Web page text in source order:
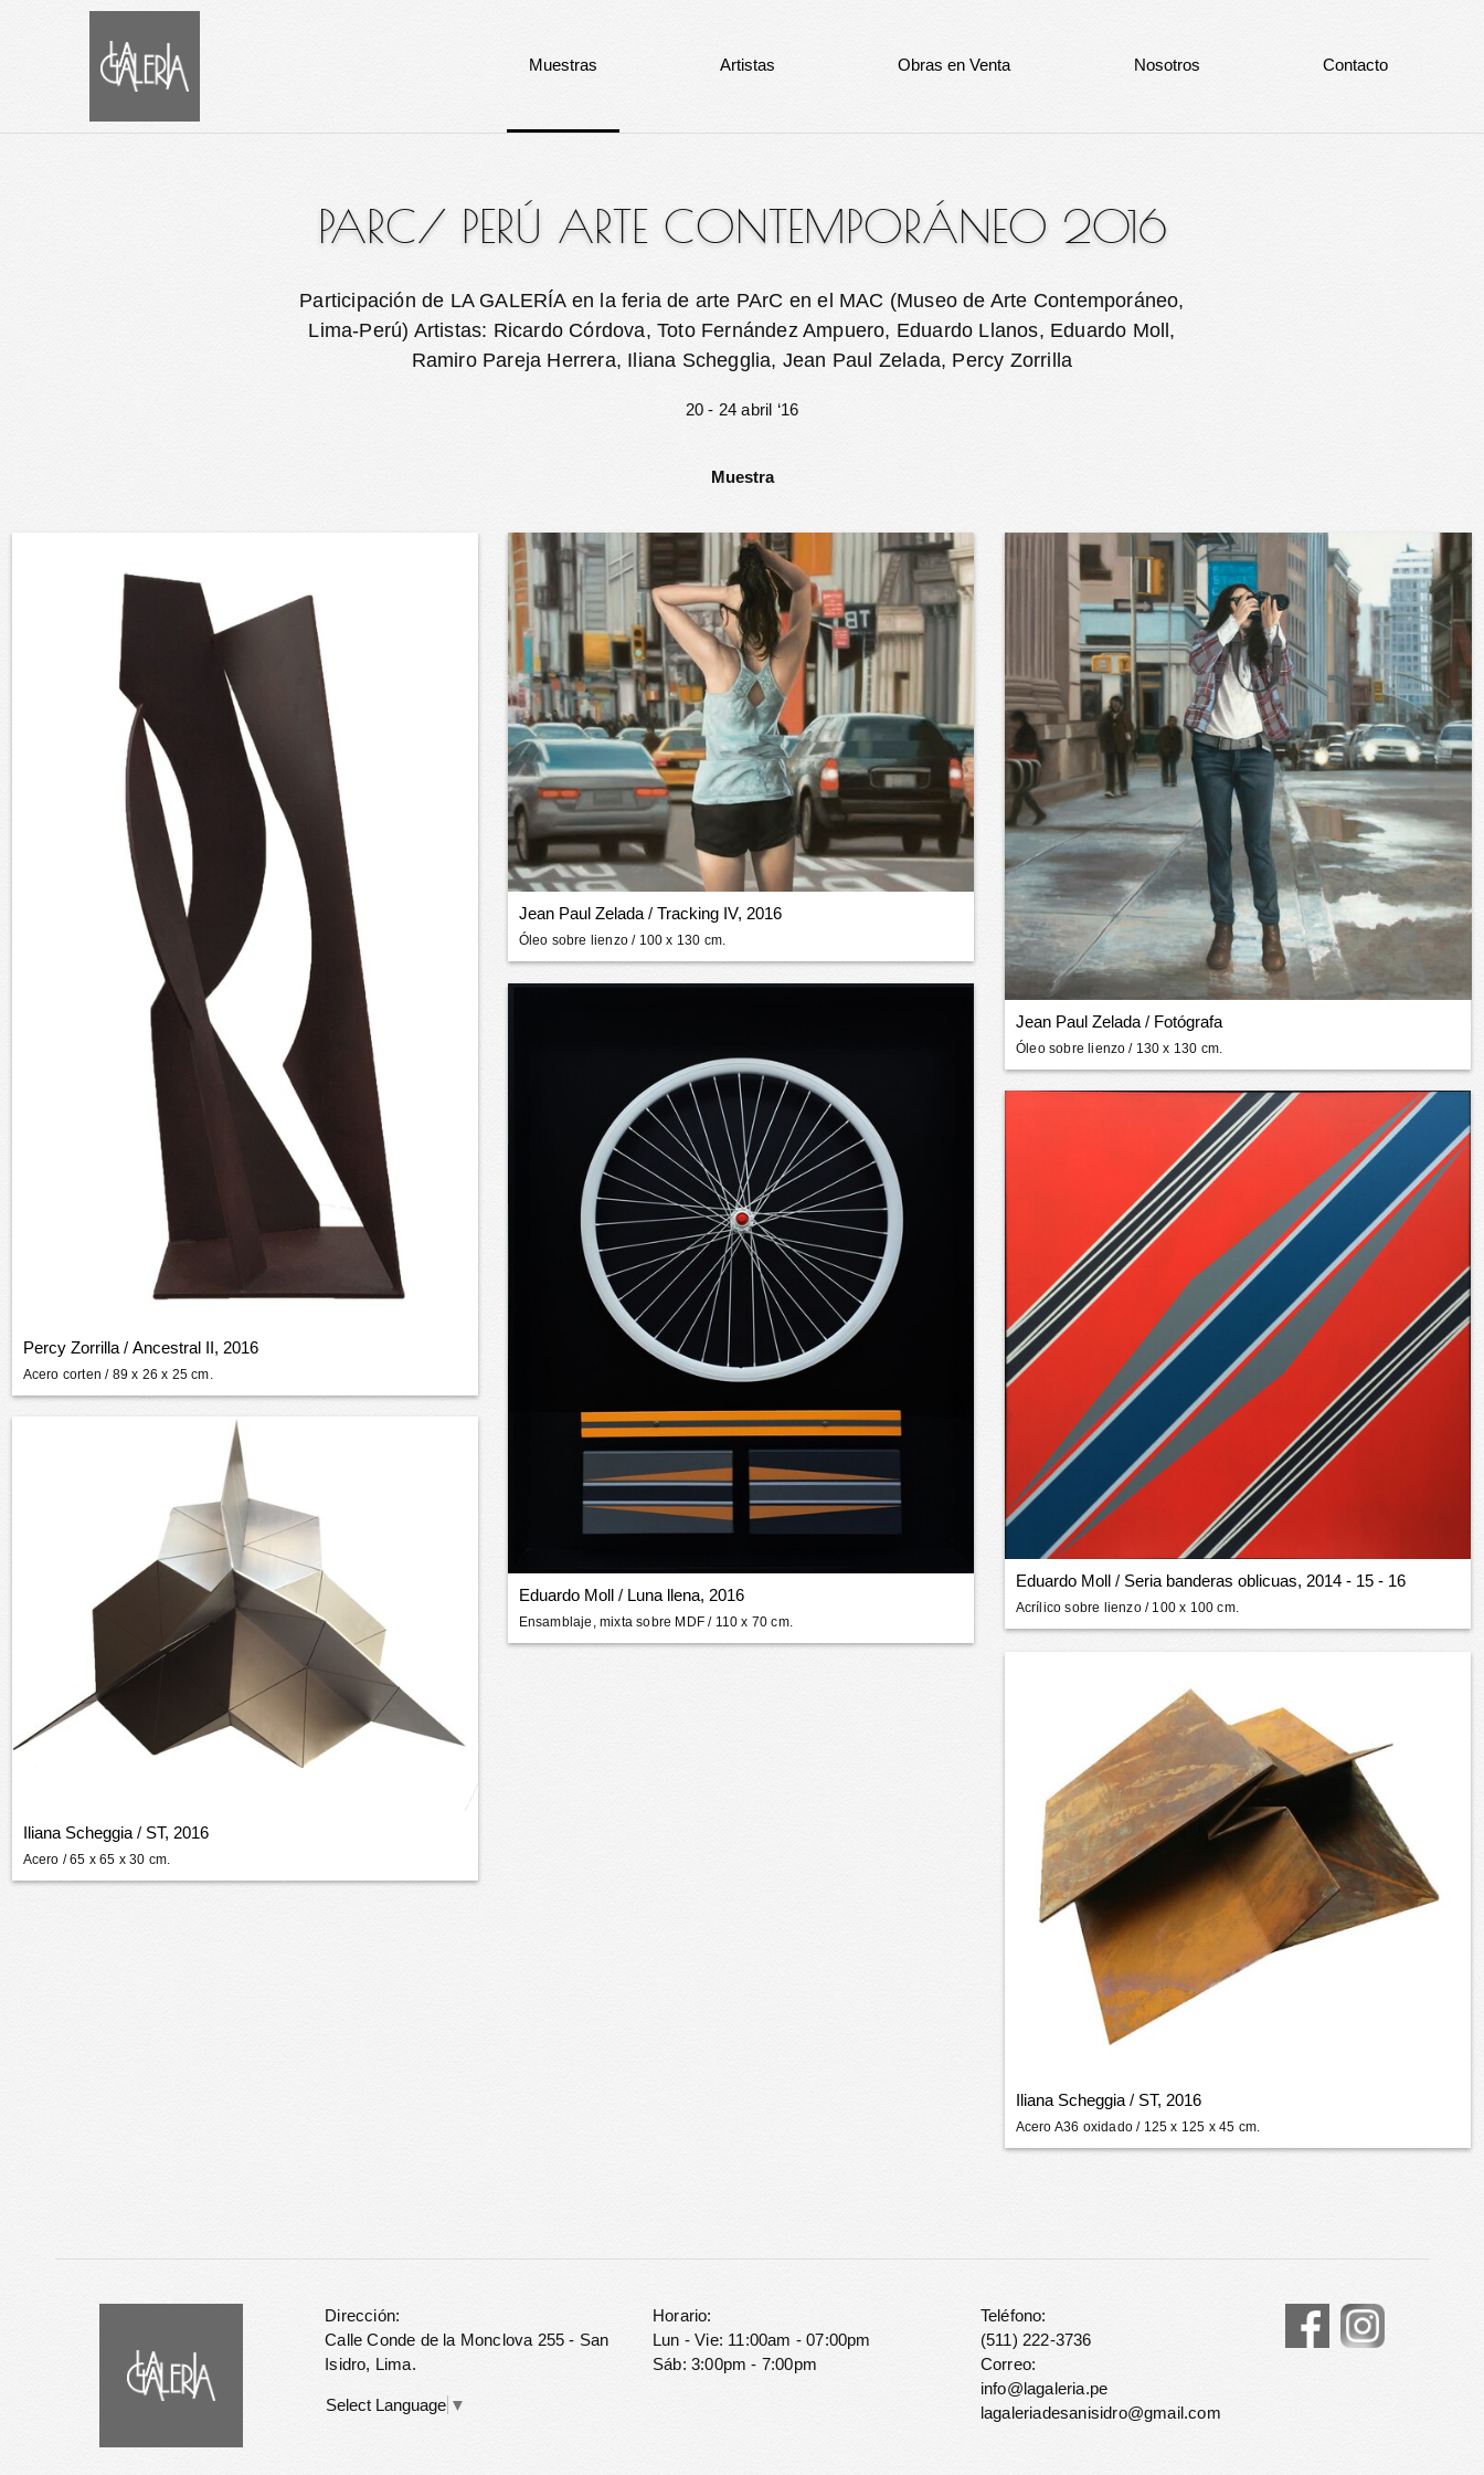
Muestras Artistas Obras en Venta Nosotros Contacto
PARC/ PERÚ ARTE CONTEMPORÁNEO 2016
Participación de LA GALERÍA en la feria de arte PArC en el MAC (Museo de Arte Contemporáneo,
Lima-Perú) Artistas: Ricardo Córdova, Toto Fernández Ampuero, Eduardo Llanos, Eduardo Moll,
Ramiro Pareja Herrera, Iliana Schegglia, Jean Paul Zelada, Percy Zorrilla
20 - 24 abril ‘16
Muestra
Percy Zorrilla/ Ancestral II, 2016
Acero corten / 89 x 26 x 25 cm.
Jean Paul Zelada/ Tracking IV, 2016
Óleo sobre lienzo/ 100 x 130 cm.
Jean Paul Zelada/ Fotógrafa
Óleo sobre lienzo/ 130 x 130 cm.
Eduardo Moll/ Luna llena, 2016
Ensamblaje, mixta sobre MDF/ 110 x 70 cm.
Eduardo Moll/ Seria banderas oblicuas, 2014 - 15 - 16
Acrílico sobre lienzo/ 100 x 100 cm.
Iliana Scheggia/ ST, 2016
Acero / 65 x 65 x 30 cm.
Iliana Scheggia/ ST, 2016
Acero A36 oxidado/ 125 x 125 x 45 cm.
Dirección:
Calle Conde de la Monclova 255 - San
Isidro, Lima.
Select Language ▼
Horario:
Lun - Vie: 11:00am - 07:00pm
Sáb: 3:00pm - 7:00pm
Teléfono:
(511) 222-3736
Correo:
info@lagaleria.pe
lagaleriadesanisidro@gmail.com